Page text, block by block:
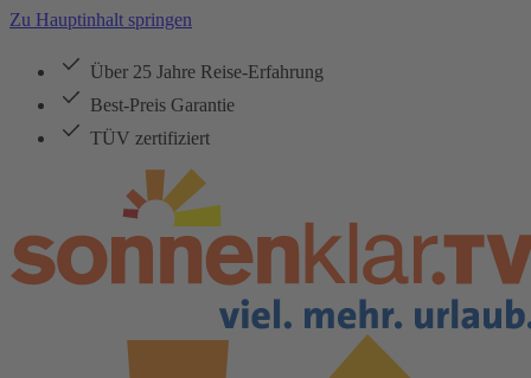
Zu Hauptinhalt springen
Über 25 Jahre Reise-Erfahrung
Best-Preis Garantie
TÜV zertifiziert